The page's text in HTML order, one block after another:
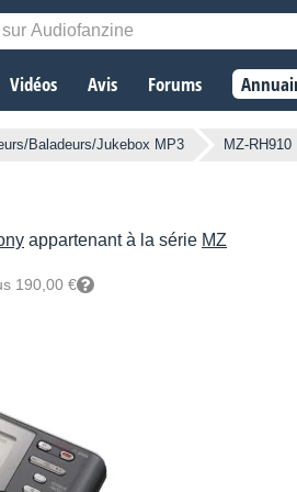
Vidéos Avis Forums
Baladeurs/Jukebox MP3 MZ-RH910
appartenant à la série MZ
190,00 €